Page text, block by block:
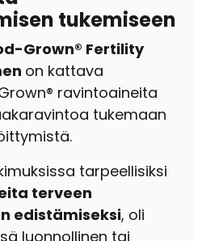
tukemiseen
Grown® Fertility
on kattava
ravintoaineita
tukemaan
tarpeellisiksi
terveen
edistämiseksi, oli
luonnollinen tai